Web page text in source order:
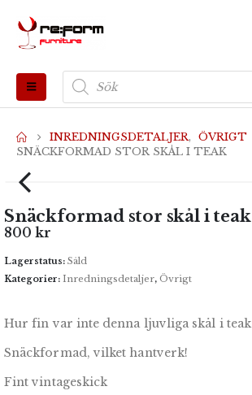
Produktsökning
INREDNINGSDETALJER, ÖVRIGT
SNÄCKFORMAD STOR SKÅL I TEAK
Snäckformad stor skål i teak
800 kr
Lagerstatus: Såld
Kategorier: Inredningsdetaljer, Övrigt
Hur fin var inte denna ljuvliga skål i teak
Snäckformad, vilket hantverk!
Fint vintageskick